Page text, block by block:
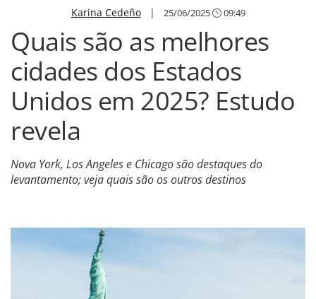
Karina Cedeño| 25/06/2025 09:49
Quais são as melhores
cidades dos Estados
Unidos em 2025? Estudo
revela
Nova York, Los Angeles e Chicago são destaques do
levantamento; veja quais são os outros destinos